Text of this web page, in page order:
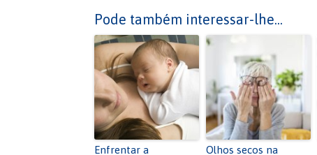
c
e
b
o
o
k
itt
er
er
es
t
at
s
p
p
ai
l
tF
e
n
dl
y
ar
Pode também interessar-lhe...
Enfrentar a
Olhos secos na